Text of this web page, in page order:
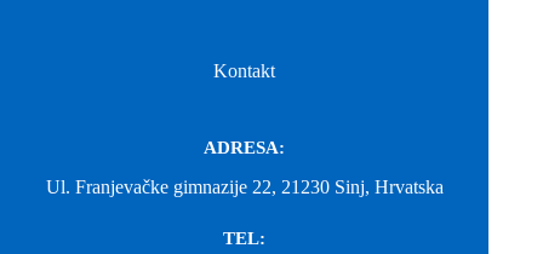
Kontakt
ADRESA:
Ul. Franjevačke gimnazije 22, 21230 Sinj, Hrvatska
TEL: